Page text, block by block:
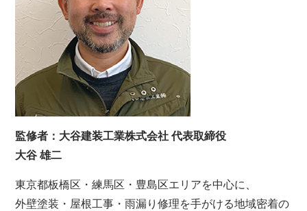
監修者：大谷建装工業株式会社 代表取締役
大谷 雄二
東京都板橋区・練馬区・豊島区エリアを中心に、
外壁塗装・屋根工事・雨漏り修理を手がける地域密着の